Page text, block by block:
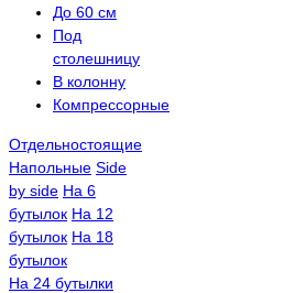
До 60 см
Под
столешницу
В колонну
Компрессорные
Отдельностоящие
Напольные Side
by side На 6
бутылок На 12
бутылок На 18
бутылок
На 24 бутылки